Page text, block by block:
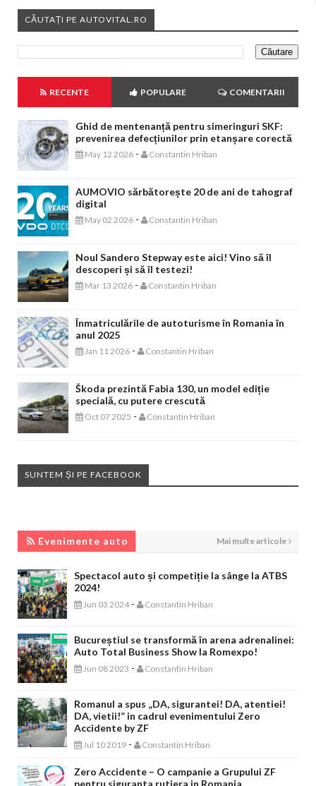
CĂUTAȚI PE AUTOVITAL.RO
RECENTE POPULARE COMENTARII
Ghid de mentenanță pentru simeringuri SKF:
prevenirea defecțiunilor prin etanșare corectă
May 12 2026 - Constantin Hriban
AUMOVIO sărbătorește 20 de ani de tahograf
digital
May 02 2026 - Constantin Hriban
Noul Sandero Stepway este aici! Vino să îl
descoperi și să îl testezi!
Mar 13 2026 - Constantin Hriban
Înmatriculările de autoturisme în Romania în
anul 2025
Jan 11 2026 - Constantin Hriban
Škoda prezintă Fabia 130, un model ediție
specială, cu putere crescută
Oct 07 2025 - Constantin Hriban
SUNTEM ȘI PE FACEBOOK
Evenimente auto Mai multe articole
Spectacol auto și competiție la sânge la ATBS
2024!
Jun 03 2024 - Constantin Hriban
Bucureștiul se transformă în arena adrenalinei:
Auto Total Business Show la Romexpo!
Jun 08 2023 - Constantin Hriban
Romanul a spus „DA, sigurantei! DA, atentiei!
DA, vietii!” in cadrul evenimentului Zero
Accidente by ZF
Jul 10 2019 - Constantin Hriban
Zero Accidente – O campanie a Grupului ZF
pentru siguranta rutiera in Romania